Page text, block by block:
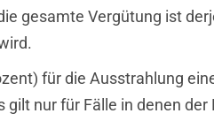
gesamte Vergütung ist
für die Ausstrahlung
nur für Fälle in denen